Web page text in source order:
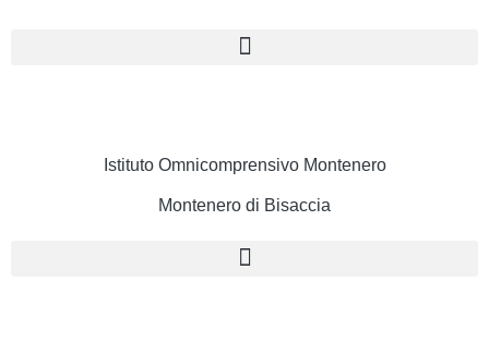
Istituto Omnicomprensivo Montenero
Montenero di Bisaccia